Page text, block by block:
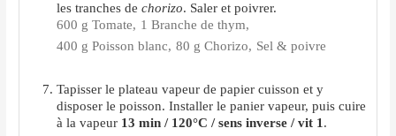
les tranches dechorizo. Saler et poivrer.
600 g Tomate, 1 Branche de thym,
400 g Poisson blanc, 80 g Chorizo, Sel & poivre
Tapisser le plateau vapeur de papier cuisson et y
disposer le poisson. Installer le panier vapeur, puis cuire
à la vapeur 13 min / 120°C / sens inverse / vit 1 .